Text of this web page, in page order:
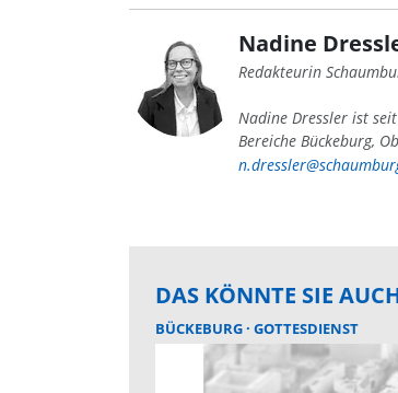
Nadine
Redakteurin
Nadine Dressler ist
Bereiche Bückeburg,
DAS KÖNNTE SIE
BÜCKEBURG GOTTESDIENST